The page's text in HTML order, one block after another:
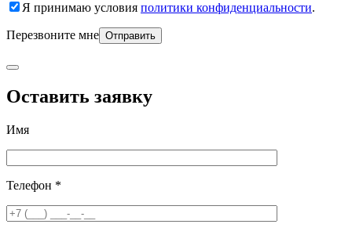
Я принимаю условия политики конфиденциальности.
Перезвоните мне
Оставить заявку
Имя
Телефон *